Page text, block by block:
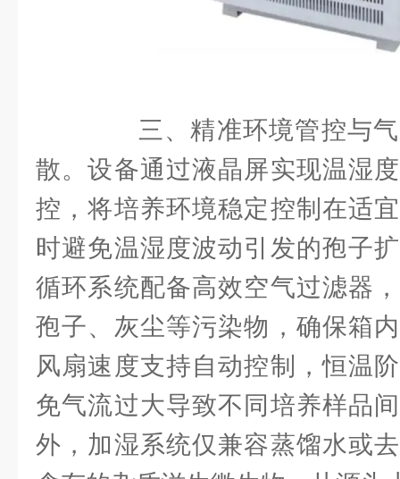
三、精准环境管控与气
散。设备通过液晶屏实现温湿
控，将培养环境稳定控制在适
时避免温湿度波动引发的孢子
循环系统配备高效空气过滤器
孢子、灰尘等污染物，确保箱
风扇速度支持自动控制，恒温
免气流过大导致不同培养样品
外，加湿系统仅兼容蒸馏水或